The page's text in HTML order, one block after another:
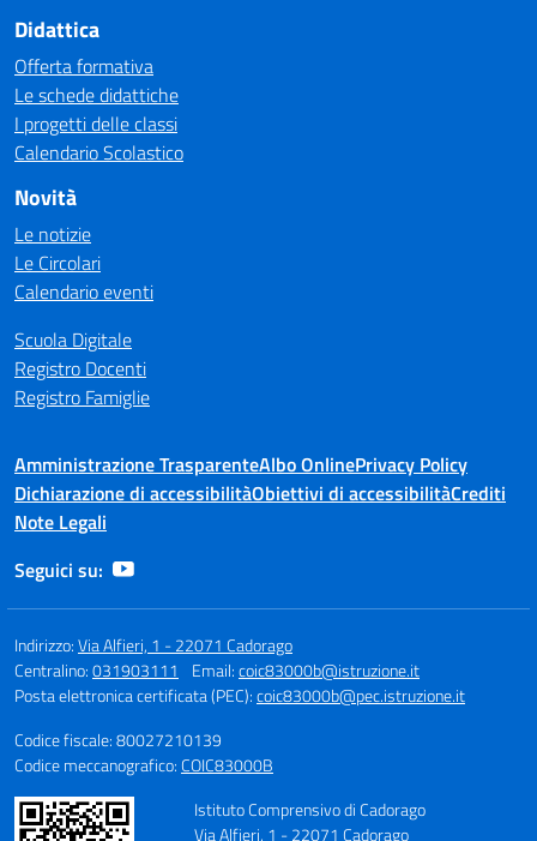
Didattica
Offerta formativa
Le schede didattiche
I progetti delle classi
Calendario Scolastico
Novità
Le notizie
Le Circolari
Calendario eventi
Scuola Digitale
Registro Docenti
Registro Famiglie
Amministrazione TrasparenteAlbo OnlinePrivacy Policy
Dichiarazione di accessibilitàObiettivi di accessibilitàCrediti
Note Legali
Seguici su:
Indirizzo:Via Alfieri, 1 - 22071 Cadorago
Centralino:031903111 Email:coic83000b@istruzione.it
Posta elettronica certificata (PEC):coic83000b@pec.istruzione.it
Codice fiscale: 80027210139
Codice meccanografico:COIC83000B
Istituto Comprensivo di Cadorago
Via Alfieri, 1 - 22071 Cadorago